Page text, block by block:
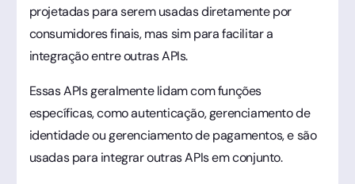
projetadas para serem usadas diretamente por
consumidores finais, mas sim para facilitar a
integração entre outras APIs.
Essas APIs geralmente lidam com funções
específicas, como autenticação, gerenciamento de
identidade ou gerenciamento de pagamentos, e são
usadas para integrar outras APIs em conjunto.